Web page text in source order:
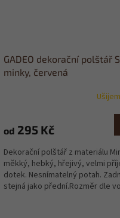
GADEO dekorační polštář
minky, červená
je
z
5
hvězdiček.
od 295 Kč
Dekorační polštář z materiálu
měkký, hebký, hřejivý, velmi
dotek. Nesnímatelný potah.
stejná jako přední.Rozměr dle